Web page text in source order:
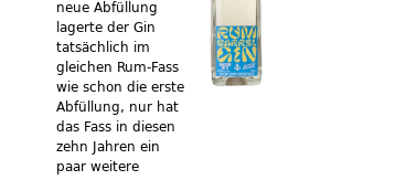
neue Abfüllung
lagerte der Gin
tatsächlich im
gleichen Rum-Fass
wie schon die erste
Abfüllung, nur hat
das Fass in diesen
zehn Jahren ein
paar weitere